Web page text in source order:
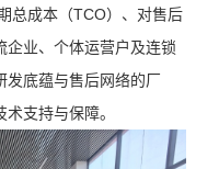
总成本（TCO）、对售后
企业、个体运营户及连锁
发底蕴与售后网络的厂
支持与保障。